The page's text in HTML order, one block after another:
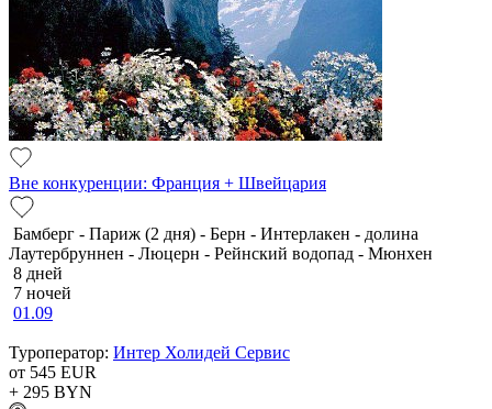
Вне конкуренции: Франция + Швейцария
Бамберг - Париж (2 дня) - Берн - Интерлакен - долина
Лаутербруннен - Люцерн - Рейнский водопад - Мюнхен
8 дней
7 ночей
01.09
Туроператор: Интер Холидей Сервис
от 545 EUR
+ 295 BYN